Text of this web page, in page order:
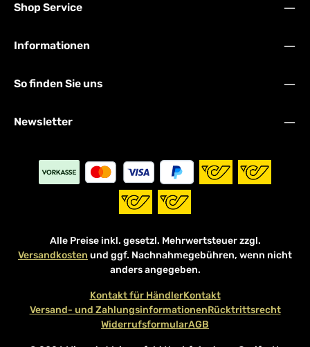
Shop Service
Informationen
So finden Sie uns
Newsletter
Alle Preise inkl. gesetzl. Mehrwertsteuer zzgl.
Versandkosten und ggf. Nachnahmegebühren, wenn nicht
anders angegeben.
Kontakt für HändlerKontakt
Versand- und ZahlungsinformationenRücktrittsrecht
WiderrufsformularAGB